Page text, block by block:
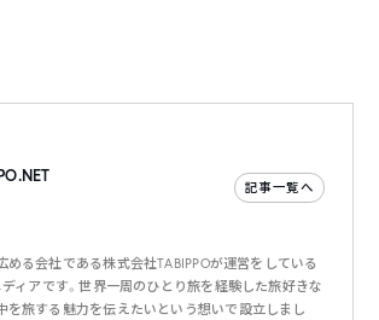
記事一覧へ
める会社である株式会社TABIPPOが運営をしている
ディアです。世界一周のひとり旅を経験した旅好きな
を旅する魅力を伝えたいという想いで設立しまし